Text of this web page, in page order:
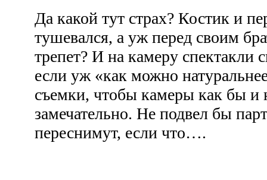
Да какой тут страх? Костик и
тушевался, а уж перед своим
трепет? И на камеру
если уж «как можно
съемки, чтобы камеры как бы и
замечательно. Не подвел бы
переснимут, если что….